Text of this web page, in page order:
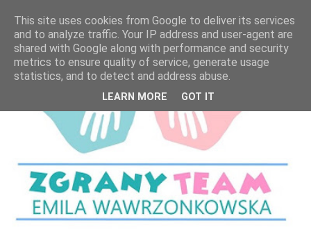
This site uses cookies from Google to deliver its services
and to analyze traffic. Your IP address and user-agent are
shared with Google along with performance and security
metrics to ensure quality of service, generate usage
statistics, and to detect and address abuse.
LEARN MORE GOT IT